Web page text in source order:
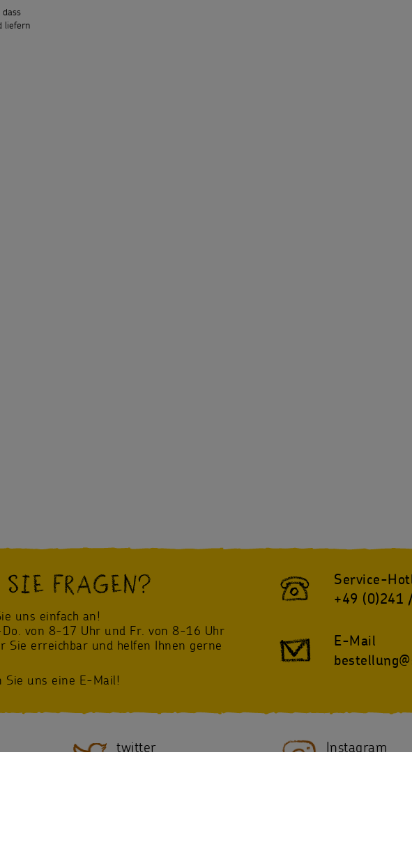
liefern
FRAGEN?
uns einfach an!
von 8-17 Uhr und Fr. von 8-16 Uhr
Sie erreichbar und helfen Ihnen gerne
Sie uns eine E-Mail!
Service-
+49 (0)241
E-Mail
twitter Instagram